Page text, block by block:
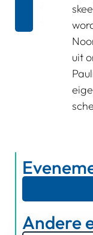
uit
Andere